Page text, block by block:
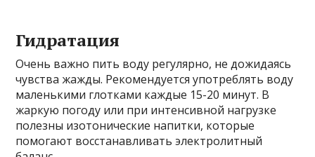
Гидратация
Очень важно пить воду регулярно, не дожидаясь
чувства жажды. Рекомендуется употреблять воду
маленькими глотками каждые 15-20 минут. В
жаркую погоду или при интенсивной нагрузке
полезны изотонические напитки, которые
помогают восстанавливать электролитный